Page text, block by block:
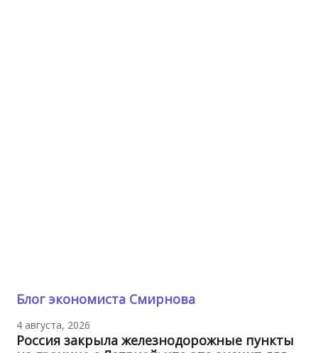
Блог экономиста Смирнова
4 августа, 2026
Россия закрыла железнодорожные пункты